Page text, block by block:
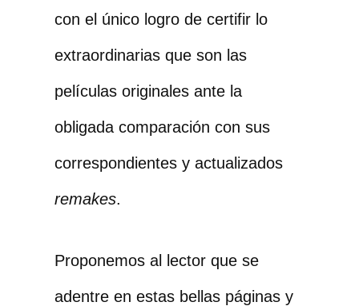
con el único logro de certifir lo
extraordinarias que son las
películas originales ante la
obligada comparación con sus
correspondientes y actualizados
remakes.
Proponemos al lector que se
adentre en estas bellas páginas y